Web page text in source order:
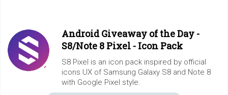
Android Giveaway of the Day -
S8/Note 8 Pixel - Icon Pack
S8 Pixel is an icon pack inspired by official
icons UX of Samsung Galaxy S8 and Note 8
with Google Pixel style.